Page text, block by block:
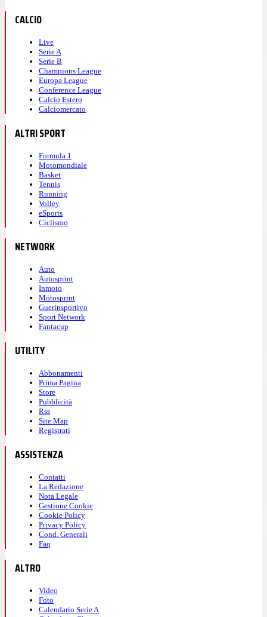
CALCIO
Live
Serie A
Serie B
Champions League
Europa League
Conference League
Calcio Estero
Calciomercato
ALTRI SPORT
Formula 1
Motomondiale
Basket
Tennis
Running
Volley
eSports
Ciclismo
NETWORK
Auto
Autosprint
Inmoto
Motosprint
Guerinsportivo
Sport Network
Fantacup
UTILITY
Abbonamenti
Prima Pagina
Store
Pubblicità
Rss
Site Map
Registrati
ASSISTENZA
Contatti
La Redazione
Nota Legale
Gestione Cookie
Cookie Policy
Privacy Policy
Cond. Generali
Faq
ALTRO
Video
Foto
Calendario Serie A